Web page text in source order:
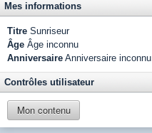
Mes informations
Titre Sunriseur
Âge Âge inconnu
Anniversaire Anniversaire inconnu
Contrôles utilisateur
Mon contenu